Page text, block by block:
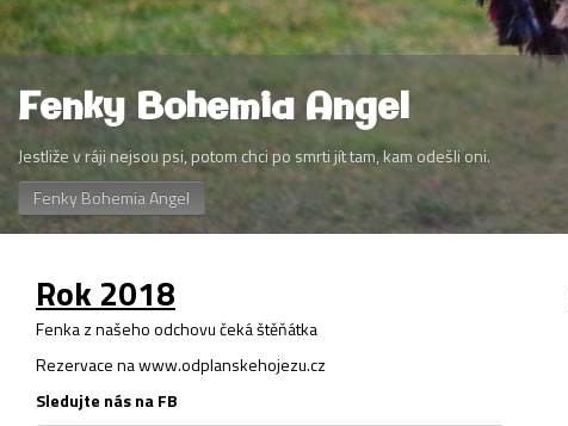
Fenky Bohemia Angel
Jestliže v ráji nejsou psi, potom chci po smrti jít tam, kam odešli oni.
Fenky Bohemia Angel
Rok 2018
Fenka z našeho odchovu čeká štěňátka
Rezervace na www.odplanskehojezu.cz
Sledujte nás na FB